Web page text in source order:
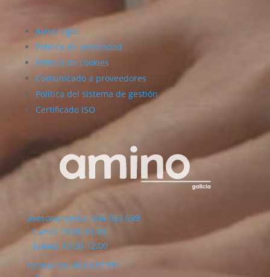
Aviso legal
Política de privacidad
Política de cookies
Comunicado a proveedores
Política del sistema de gestión
Certificado ISO
asesoramiento: 604 033 699
Lunes 10:00-11:00
Jueves 10:00-12:00
formación: 604 037 551